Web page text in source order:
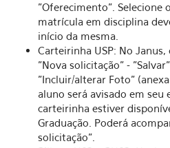
"Oferecimento". Selecione
matrícula em disciplina
início da mesma.
Carteirinha USP: No Janus,
"Nova solicitação" -
"Incluir/alterar Foto"
aluno será avisado em seu
carteirinha estiver
Graduação. Poderá
solicitação".